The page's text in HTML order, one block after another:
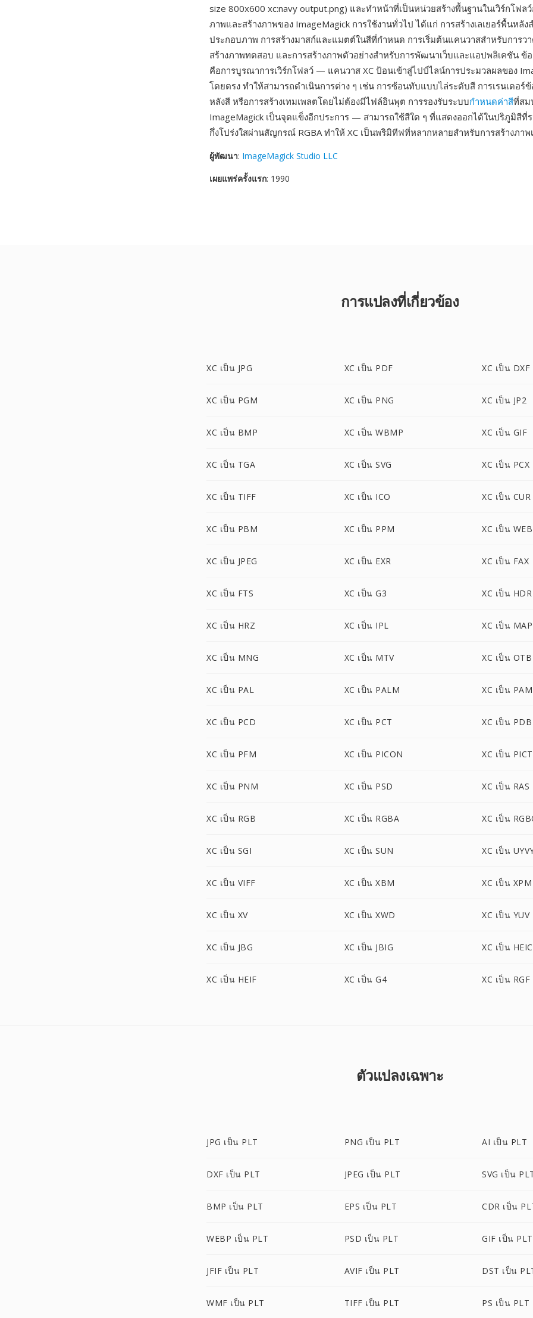
size 800x600 xc:navy output.png) และทำหน้าที่เป็นหน่วยสร้างพื้นฐานในเวิร์กโฟล
ภาพและสร้างภาพของ ImageMagick การใช้งานทั่วไป ได้แก่ การสร้างเลเยอร์พื้นหลัง
ประกอบภาพ การสร้างมาสก์และแมตต์ในสีที่กำหนด การเริ่มต้นแคนวาสสำหรับการว
สร้างภาพทดสอบ และการสร้างภาพตัวอย่างสำหรับการพัฒนาเว็บและแอปพลิเคชัน ข้
คือการบูรณาการเวิร์กโฟลว์ — แคนวาส XC ป้อนเข้าสู่ไปป์ไลน์การประมวลผลของ
โดยตรง ทำให้สามารถดำเนินการต่าง ๆ เช่น การซ้อนทับแบบไล่ระดับสี การเรนเดอร์
หลังสี หรือการสร้างเทมเพลตโดยไม่ต้องมีไฟล์อินพุต การรองรับระบบกำหนดค่าสีที่สม
ImageMagick เป็นจุดแข็งอีกประการ — สามารถใช้สีใด ๆ ที่แสดงออกได้ในปริภูมิสีที่
กึ่งโปร่งใสผ่านสัญกรณ์ RGBA ทำให้ XC เป็นพริมิทีฟที่หลากหลายสำหรับการสร้างภาพ
ผู้พัฒนา: ImageMagick Studio LLC
เผยแพร่ครั้งแรก: 1990
การแปลงที่เกี่ยวข้อง
XC เป็น JPG XC เป็น PDF XC เป็น DXF
XC เป็น PGM XC เป็น PNG XC เป็น JP2
XC เป็น BMP XC เป็น WBMP XC เป็น GIF
XC เป็น TGA XC เป็น SVG XC เป็น PCX
XC เป็น TIFF XC เป็น ICO XC เป็น CUR
XC เป็น PBM XC เป็น PPM XC เป็น
XC เป็น JPEG XC เป็น EXR XC เป็น FAX
XC เป็น FTS XC เป็น G3 XC เป็น HDR
XC เป็น HRZ XC เป็น IPL XC เป็น MAP
XC เป็น MNG XC เป็น MTV XC เป็น OTB
XC เป็น PAL XC เป็น PALM XC เป็น PAM
XC เป็น PCD XC เป็น PCT XC เป็น PDB
XC เป็น PFM XC เป็น PICON XC เป็น PICT
XC เป็น PNM XC เป็น PSD XC เป็น RAS
XC เป็น RGB XC เป็น RGBA XC เป็น
XC เป็น SGI XC เป็น SUN XC เป็น
XC เป็น VIFF XC เป็น XBM XC เป็น XPM
XC เป็น XV XC เป็น XWD XC เป็น YUV
XC เป็น JBG XC เป็น JBIG XC เป็น HEIC
XC เป็น HEIF XC เป็น G4 XC เป็น RGF
ตัวแปลงเฉพาะ
JPG เป็น PLT PNG เป็น PLT AI เป็น PLT
DXF เป็น PLT JPEG เป็น PLT SVG เป็น
BMP เป็น PLT EPS เป็น PLT CDR เป็น
WEBP เป็น PLT PSD เป็น PLT GIF เป็น PLT
JFIF เป็น PLT AVIF เป็น PLT DST เป็น
WMF เป็น PLT TIFF เป็น PLT PS เป็น PLT